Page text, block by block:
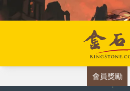
會員獎勵